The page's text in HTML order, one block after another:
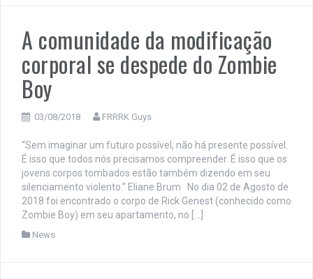
A comunidade da modificação
corporal se despede do Zombie
Boy
03/08/2018 FRRRK Guys
“Sem imaginar um futuro possível, não há presente possível.
É isso que todos nós precisamos compreender. É isso que os
jovens corpos tombados estão também dizendo em seu
silenciamento violento.” Eliane Brum No dia 02 de Agosto de
2018 foi encontrado o corpo de Rick Genest (conhecido como
Zombie Boy) em seu apartamento, no […]
News